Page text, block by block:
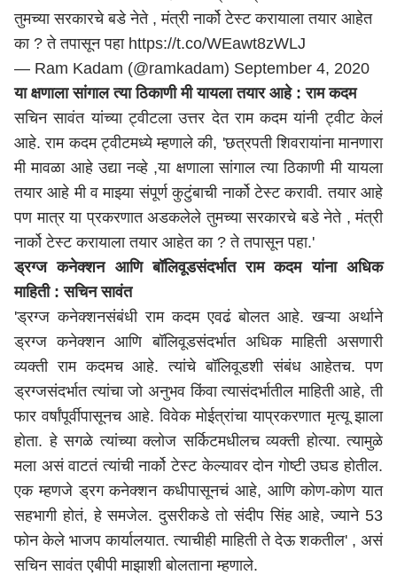
तुमच्या सरकारचे बडे नेते , मंत्री नार्को टेस्ट करायाला तयार आहेत
का ? ते तपासून पहा https://t.co/WEawt8zWLJ
— Ram Kadam (@ramkadam) September 4, 2020
या क्षणाला सांगाल त्या ठिकाणी मी यायला तयार आहे : राम कदम
सचिन सावंत यांच्या ट्वीटला उत्तर देत राम कदम यांनी ट्वीट केलं
आहे. राम कदम ट्वीटमध्ये म्हणाले की, 'छत्रपती शिवरायांना मानणारा
मी मावळा आहे उद्या नव्हे ,या क्षणाला सांगाल त्या ठिकाणी मी यायला
तयार आहे मी व माझ्या संपूर्ण कुटुंबाची नार्को टेस्ट करावी. तयार आहे
पण मात्र या प्रकरणात अडकलेले तुमच्या सरकारचे बडे नेते , मंत्री
नार्को टेस्ट करायाला तयार आहेत का ? ते तपासून पहा.'
ड्रग्ज कनेक्शन आणि बॉलिवूडसंदर्भात राम कदम यांना अधिक
माहिती : सचिन सावंत
'ड्रग्ज कनेक्शनसंबंधी राम कदम एवढं बोलत आहे. खऱ्या अर्थाने
ड्रग्ज कनेक्शन आणि बॉलिवूडसंदर्भात अधिक माहिती असणारी
व्यक्ती राम कदमच आहे. त्यांचे बॉलिवूडशी संबंध आहेतच. पण
ड्रग्जसंदर्भात त्यांचा जो अनुभव किंवा त्यासंदर्भातील माहिती आहे, ती
फार वर्षांपूर्वीपासूनच आहे. विवेक मोईत्रांचा याप्रकरणात मृत्यू झाला
होता. हे सगळे त्यांच्या क्लोज सर्किटमधीलच व्यक्ती होत्या. त्यामुळे
मला असं वाटतं त्यांची नार्को टेस्ट केल्यावर दोन गोष्टी उघड होतील.
एक म्हणजे ड्रग कनेक्शन कधीपासूनचं आहे, आणि कोण-कोण यात
सहभागी होतं, हे समजेल. दुसरीकडे तो संदीप सिंह आहे, ज्याने 53
फोन केले भाजप कार्यालयात. त्याचीही माहिती ते देऊ शकतील' , असं
सचिन सावंत एबीपी माझाशी बोलताना म्हणाले.